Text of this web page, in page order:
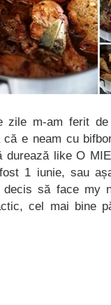
zile m-am ferit
e neam cu
like O
1 iunie, sau
să face my
cel mai bine